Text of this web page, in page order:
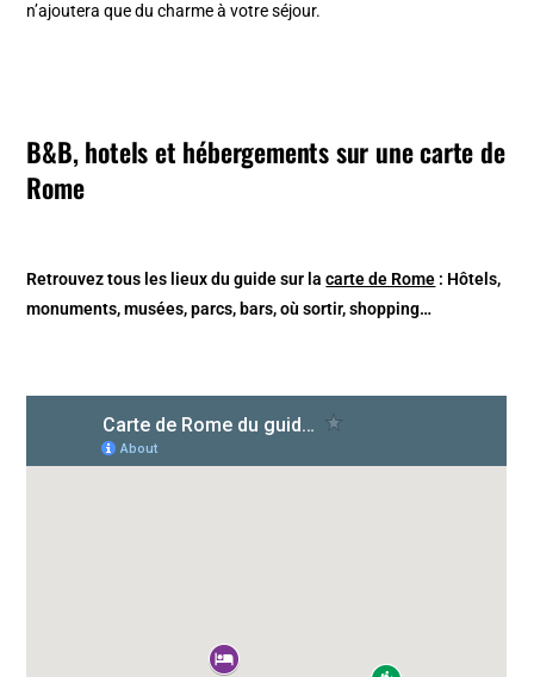
n’ajoutera que du charme à votre séjour.
B&B, hotels et hébergements sur une carte de
Rome
Retrouvez tous les lieux du guide sur lacarte de Rome : Hôtels,
monuments, musées, parcs, bars, où sortir, shopping…